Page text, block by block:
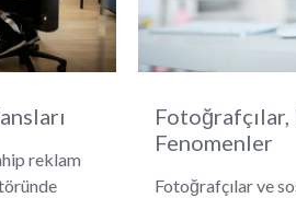
reklam
Fenomenler
Fotoğrafçılar ve